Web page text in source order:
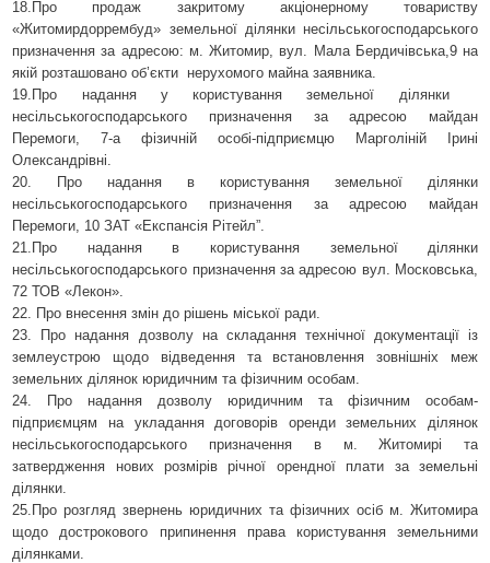
18. Про продаж закритому акціонерному товариству
«Житомирдоррембуд» земельної ділянки несільськогосподарського
призначення за адресою: м. Житомир, вул. Мала Бердичівська,9 на
якій розташовано об’єкти нерухомого майна заявника.
19.Про надання у користування земельної ділянки
несільськогосподарського призначення за адресою майдан
Перемоги, 7-а фізичній особі-підприємцю Марголіній Ірині
Олександрівні.
20. Про надання в користування земельної ділянки
несільськогосподарського призначення за адресою майдан
Перемоги, 10 ЗАТ «Експансія Рітейл”.
21.Про надання в користування земельної ділянки
несільськогосподарського призначення за адресою вул. Московська,
72 ТОВ «Лекон».
22. Про внесення змін до рішень міської ради.
23. Про надання дозволу на складання технічної документації із
землеустрою щодо відведення та встановлення зовнішніх меж
земельних ділянок юридичним та фізичним особам.
24. Про надання дозволу юридичним та фізичним особам-
підприємцям на укладання договорів оренди земельних ділянок
несільськогосподарського призначення в м. Житомирі та
затвердження нових розмірів річної орендної плати за земельні
ділянки.
25.Про розгляд звернень юридичних та фізичних осіб м. Житомира
щодо дострокового припинення права користування земельними
ділянками.